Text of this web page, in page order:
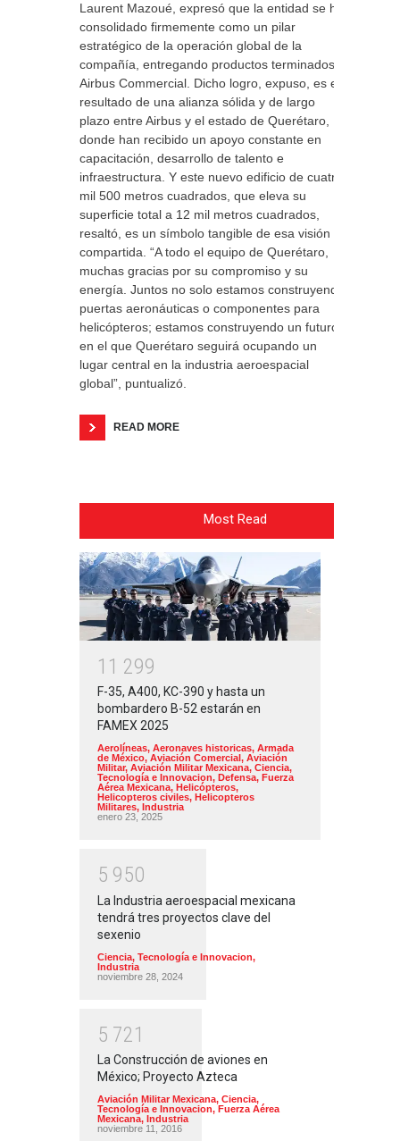
Laurent Mazoué, expresó que la entidad se ha
consolidado firmemente como un pilar
estratégico de la operación global de la
compañía, entregando productos terminados a
Airbus Commercial. Dicho logro, expuso, es el
resultado de una alianza sólida y de largo
plazo entre Airbus y el estado de Querétaro,
donde han recibido un apoyo constante en
capacitación, desarrollo de talento e
infraestructura. Y este nuevo edificio de cuatro
mil 500 metros cuadrados, que eleva su
superficie total a 12 mil metros cuadrados,
resaltó, es un símbolo tangible de esa visión
compartida. “A todo el equipo de Querétaro,
muchas gracias por su compromiso y su
energía. Juntos no solo estamos construyendo
puertas aeronáuticas o componentes para
helicópteros; estamos construyendo un futuro
en el que Querétaro seguirá ocupando un
lugar central en la industria aeroespacial
global”, puntualizó.
READ MORE
Most Read
1 1 299
F-35, A400, KC-390 y hasta un
bombardero B-52 estarán en
FAMEX 2025
Aerolíneas, Aeronaves historicas, Armada
de México, Aviación Comercial, Aviación
Militar, Aviación Militar Mexicana, Ciencia,
Tecnología e Innovacion, Defensa, Fuerza
Aérea Mexicana, Helicópteros,
Helicopteros civiles, Helicopteros
Militares, Industria
enero 23, 2025
5 950
La Industria aeroespacial mexicana
tendrá tres proyectos clave del
sexenio
Ciencia, Tecnología e Innovacion,
Industria
noviembre 28, 2024
5 721
La Construcción de aviones en
México; Proyecto Azteca
Aviación Militar Mexicana, Ciencia,
Tecnología e Innovacion, Fuerza Aérea
Mexicana, Industria
noviembre 11, 2016